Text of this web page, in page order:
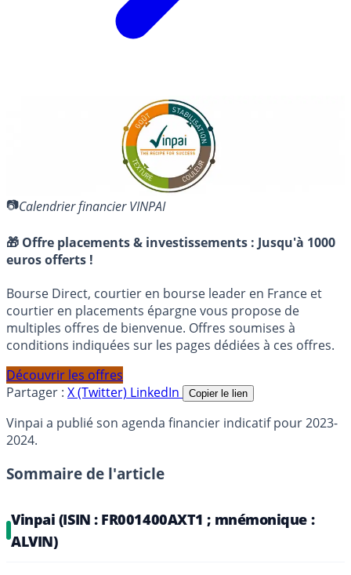
Calendrier financier VINPAI
🎁 Offre placements & investissements : Jusqu'à 1000
euros offerts !
Bourse Direct, courtier en bourse leader en France et
courtier en placements épargne vous propose de
multiples offres de bienvenue. Offres soumises à
conditions indiquées sur les pages dédiées à ces offres.
Découvrir les offres
Partager : X (Twitter) LinkedIn Copier le lien
Vinpai a publié son agenda financier indicatif pour 2023-
2024.
Sommaire de l'article
Vinpai (ISIN : FR001400AXT1 ; mnémonique :
ALVIN)